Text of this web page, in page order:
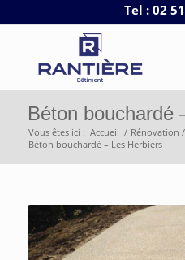
Tel : 02
Béton bouchardé
Vous êtes ici : Accueil / Rénovation
Béton bouchardé – Les Herbiers